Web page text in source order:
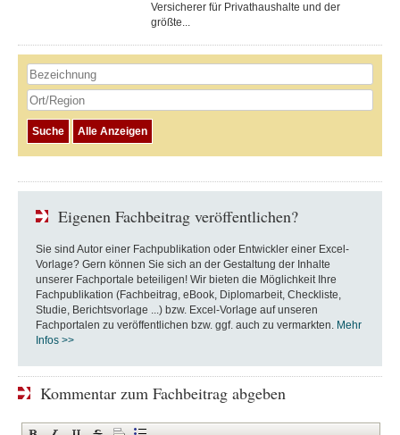
Versicherer für Privathaushalte und der
größte...
Eigenen Fachbeitrag veröffentlichen?
Sie sind Autor einer Fachpublikation oder Entwickler einer Excel-
Vorlage? Gern können Sie sich an der Gestaltung der Inhalte
unserer Fachportale beteiligen! Wir bieten die Möglichkeit Ihre
Fachpublikation (Fachbeitrag, eBook, Diplomarbeit, Checkliste,
Studie, Berichtsvorlage ...) bzw. Excel-Vorlage auf unseren
Fachportalen zu veröffentlichen bzw. ggf. auch zu vermarkten. Mehr
Infos >>
Kommentar zum Fachbeitrag abgeben